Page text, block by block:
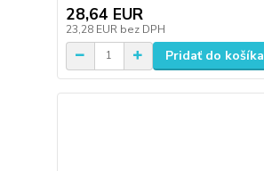
28,64 EUR
23,28 EUR bez DPH
Pridať do košíka